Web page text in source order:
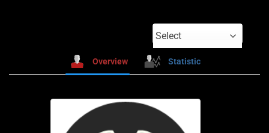
Select
Overview Statistic